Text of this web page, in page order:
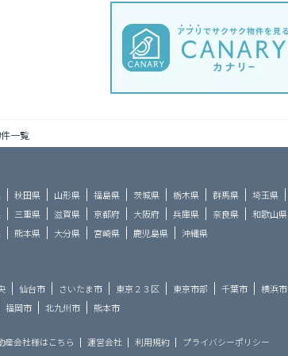
一覧
秋田県 山形県 福島県 茨城県 栃木県 群馬県 埼玉県
三重県 滋賀県 京都府 大阪府 兵庫県 奈良県 和歌山県
熊本県 大分県 宮崎県 鹿児島県 沖縄県
仙台市 さいたま市 東京２３区 東京市部 千葉市 横浜市
福岡市 北九州市 熊本市
産会社様はこちら 運営会社 利用規約 プライバシーポリシー